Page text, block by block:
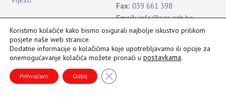
Fax: 039 661 398
Email: info@szz-zzh.ba
Sva prava pridržana Služba za zapošljavanje ŽZH ©2021
Koristimo kolačiće kako bismo osigurali najbolje iskustvo prilikom
posjete naše web stranice.
Dodatne informacije o kolačićima koje upotrebljavamo ili opcije za
onemogućavanje kolačića možete pronaći u postavkama.
Prihvaćam Odbij CLOSE GDPR COOKIE BANNER